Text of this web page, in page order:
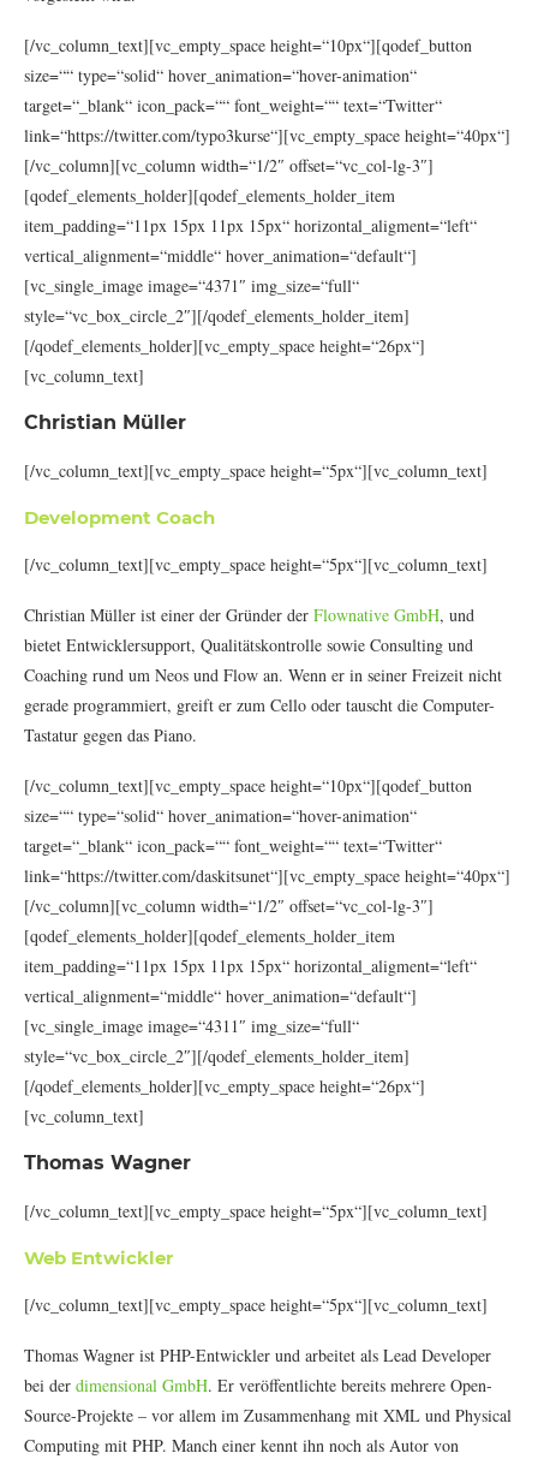
[/vc_column_text][vc_empty_space height=“10px“][qodef_button
size=““ type=“solid“ hover_animation=“hover-animation“
target=“_blank“ icon_pack=““ font_weight=““ text=“Twitter“
link=“https://twitter.com/typo3kurse“][vc_empty_space height=“40px“]
[/vc_column][vc_column width=“1/2″ offset=“vc_col-lg-3″]
[qodef_elements_holder][qodef_elements_holder_item
item_padding=“11px 15px 11px 15px“ horizontal_aligment=“left“
vertical_alignment=“middle“ hover_animation=“default“]
[vc_single_image image=“4371″ img_size=“full“
style=“vc_box_circle_2″][/qodef_elements_holder_item]
[/qodef_elements_holder][vc_empty_space height=“26px“]
[vc_column_text]
Christian Müller
[/vc_column_text][vc_empty_space height=“5px“][vc_column_text]
Development Coach
[/vc_column_text][vc_empty_space height=“5px“][vc_column_text]
Christian Müller ist einer der Gründer der Flownative GmbH, und
bietet Entwicklersupport, Qualitätskontrolle sowie Consulting und
Coaching rund um Neos und Flow an. Wenn er in seiner Freizeit nicht
gerade programmiert, greift er zum Cello oder tauscht die Computer-
Tastatur gegen das Piano.
[/vc_column_text][vc_empty_space height=“10px“][qodef_button
size=““ type=“solid“ hover_animation=“hover-animation“
target=“_blank“ icon_pack=““ font_weight=““ text=“Twitter“
link=“https://twitter.com/daskitsunet“][vc_empty_space height=“40px“]
[/vc_column][vc_column width=“1/2″ offset=“vc_col-lg-3″]
[qodef_elements_holder][qodef_elements_holder_item
item_padding=“11px 15px 11px 15px“ horizontal_aligment=“left“
vertical_alignment=“middle“ hover_animation=“default“]
[vc_single_image image=“4311″ img_size=“full“
style=“vc_box_circle_2″][/qodef_elements_holder_item]
[/qodef_elements_holder][vc_empty_space height=“26px“]
[vc_column_text]
Thomas Wagner
[/vc_column_text][vc_empty_space height=“5px“][vc_column_text]
Web Entwickler
[/vc_column_text][vc_empty_space height=“5px“][vc_column_text]
Thomas Wagner ist PHP-Entwickler und arbeitet als Lead Developer
bei der dimensional GmbH. Er veröffentlichte bereits mehrere Open-
Source-Projekte – vor allem im Zusammenhang mit XML und Physical
Computing mit PHP. Manch einer kennt ihn noch als Autor von